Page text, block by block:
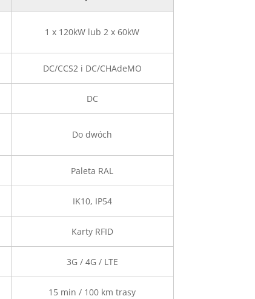
1 x 120kW lub 2 x 60kW
DC/CCS2 i DC/CHAdeMO
DC
Do dwóch
Paleta RAL
IK10, IP54
Karty RFID
3G / 4G / LTE
15 min / 100 km trasy